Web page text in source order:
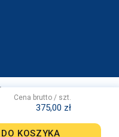
Cena brutto / szt.
375,00 zł
DO KOSZYKA
przez WebVIST